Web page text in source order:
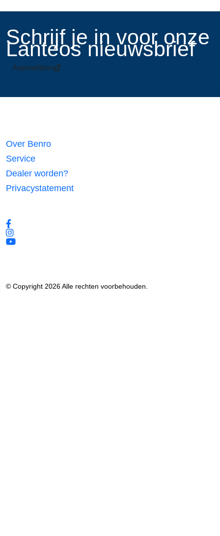
​Schrijf je in voor onze
Lanteos nieuwsbrief
Aanmelden
Over Benro
Service
Dealer worden?
Privacystatement
© Copyright 2026 Alle rechten voorbehouden.